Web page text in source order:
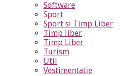
Software
Sport
Sport si Timp Liber
Timp liber
Timp Liber
Turism
Util
Vestimentatie